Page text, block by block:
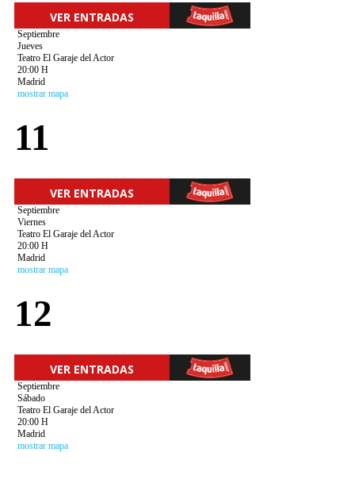
VER ENTRADAS
Septiembre
Jueves
Teatro El Garaje del Actor
20:00 H
Madrid
mostrar mapa
11
VER ENTRADAS
Septiembre
Viernes
Teatro El Garaje del Actor
20:00 H
Madrid
mostrar mapa
12
VER ENTRADAS
Septiembre
Sábado
Teatro El Garaje del Actor
20:00 H
Madrid
mostrar mapa